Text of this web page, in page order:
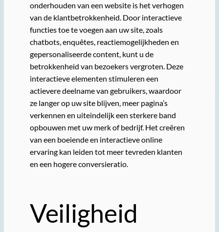
onderhouden van een website is het verhogen
van de klantbetrokkenheid. Door interactieve
functies toe te voegen aan uw site, zoals
chatbots, enquêtes, reactiemogelijkheden en
gepersonaliseerde content, kunt u de
betrokkenheid van bezoekers vergroten. Deze
interactieve elementen stimuleren een
actievere deelname van gebruikers, waardoor
ze langer op uw site blijven, meer pagina’s
verkennen en uiteindelijk een sterkere band
opbouwen met uw merk of bedrijf. Het creëren
van een boeiende en interactieve online
ervaring kan leiden tot meer tevreden klanten
en een hogere conversieratio.
Veiligheid